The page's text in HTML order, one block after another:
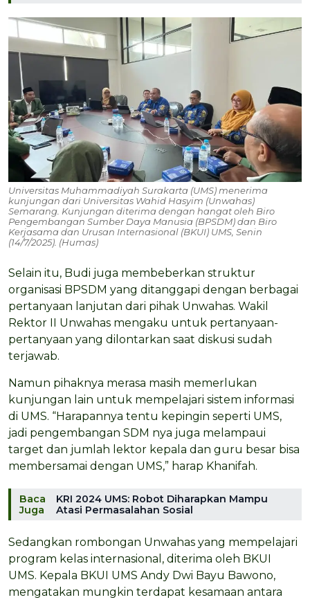
Universitas Muhammadiyah Surakarta (UMS) menerima
kunjungan dari Universitas Wahid Hasyim (Unwahas)
Semarang. Kunjungan diterima dengan hangat oleh Biro
Pengembangan Sumber Daya Manusia (BPSDM) dan Biro
Kerjasama dan Urusan Internasional (BKUI) UMS, Senin
(14/7/2025). (Humas)
Selain itu, Budi juga membeberkan struktur
organisasi BPSDM yang ditanggapi dengan berbagai
pertanyaan lanjutan dari pihak Unwahas. Wakil
Rektor II Unwahas mengaku untuk pertanyaan-
pertanyaan yang dilontarkan saat diskusi sudah
terjawab.
Namun pihaknya merasa masih memerlukan
kunjungan lain untuk mempelajari sistem informasi
di UMS. “Harapannya tentu kepingin seperti UMS,
jadi pengembangan SDM nya juga melampaui
target dan jumlah lektor kepala dan guru besar bisa
membersamai dengan UMS,” harap Khanifah.
Baca
Juga
KRI 2024 UMS: Robot Diharapkan Mampu
Atasi Permasalahan Sosial
Sedangkan rombongan Unwahas yang mempelajari
program kelas internasional, diterima oleh BKUI
UMS. Kepala BKUI UMS Andy Dwi Bayu Bawono,
mengatakan mungkin terdapat kesamaan antara